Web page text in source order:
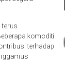
terus
komoditi
terhadap